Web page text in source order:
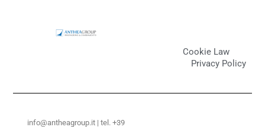
Cookie Law
Privacy Policy
info@antheagroup.it | tel. +39